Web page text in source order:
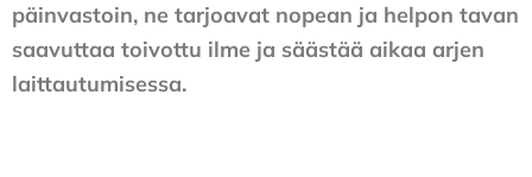
päinvastoin, ne tarjoavat nopean ja helpon tavan
saavuttaa toivottu ilme ja säästää aikaa arjen
laittautumisessa.